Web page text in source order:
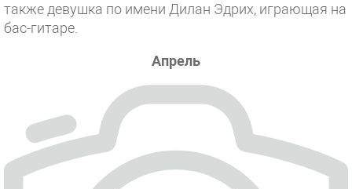
также девушка по имени Дилан Эдрих, играющая на
бас-гитаре.
Апрель